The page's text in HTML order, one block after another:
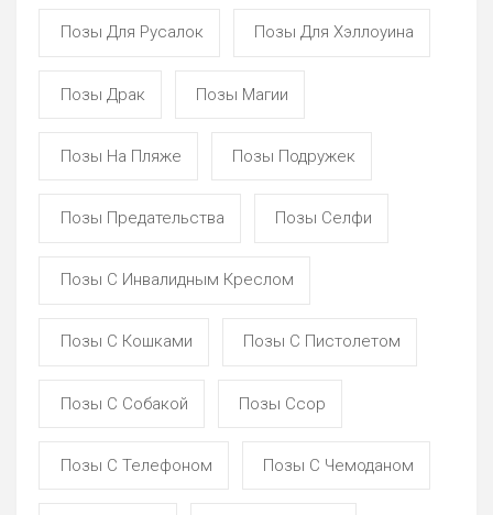
Позы Для Русалок Позы Для Хэллоуина
Позы Драк Позы Магии
Позы На Пляже Позы Подружек
Позы Предательства Позы Селфи
Позы С Инвалидным Креслом
Позы С Кошками Позы С Пистолетом
Позы С Собакой Позы Ссор
Позы С Телефоном Позы С Чемоданом